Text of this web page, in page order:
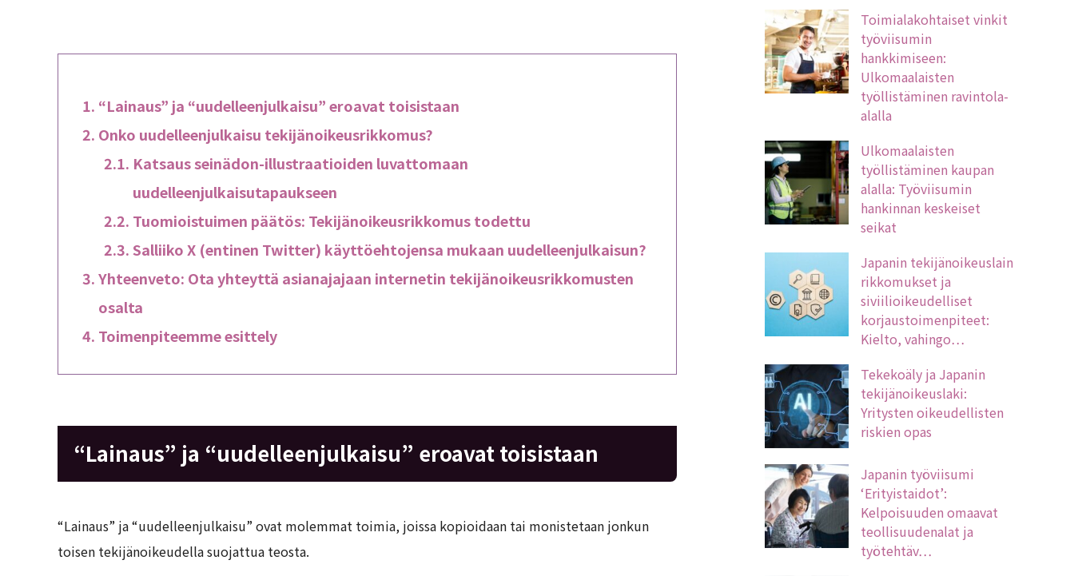
“Lainaus” ja “uudelleenjulkaisu” eroavat toisistaan
Onko uudelleenjulkaisu tekijänoikeusrikkomus?
Katsaus seinädon-illustraatioiden luvattomaan
uudelleenjulkaisutapaukseen
Tuomioistuimen päätös: Tekijänoikeusrikkomus todettu
Salliiko X (entinen Twitter) käyttöehtojensa mukaan uudelleenjulkaisun?
Yhteenveto: Ota yhteyttä asianajajaan internetin tekijänoikeusrikkomusten
osalta
Toimenpiteemme esittely
“Lainaus” ja “uudelleenjulkaisu” eroavat toisistaan
“Lainaus” ja “uudelleenjulkaisu” ovat molemmat toimia, joissa kopioidaan tai monistetaan jonkun
toisen tekijänoikeudella suojattua teosta.
Toimialakohtaiset vinkit
työviisumin
hankkimiseen:
Ulkomaalaisten
työllistäminen ravintola-
alalla
Ulkomaalaisten
työllistäminen kaupan
alalla: Työviisumin
hankinnan keskeiset
seikat
Japanin tekijänoikeuslain
rikkomukset ja
siviilioikeudelliset
korjaustoimenpiteet:
Kielto, vahingo…
Tekekoäly ja Japanin
tekijänoikeuslaki:
Yritysten oikeudellisten
riskien opas
Japanin työviisumi
‘Erityistaidot’:
Kelpoisuuden omaavat
teollisuudenalat ja
työtehtäv…